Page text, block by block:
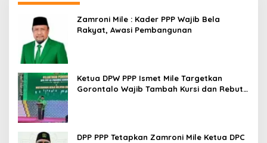
Zamroni Mile : Kader PPP Wajib Bela
Rakyat, Awasi Pembangunan
Ketua DPW PPP Ismet Mile Targetkan
Gorontalo Wajib Tambah Kursi dan Rebut
DPP PPP Tetapkan Zamroni Mile Ketua DPC